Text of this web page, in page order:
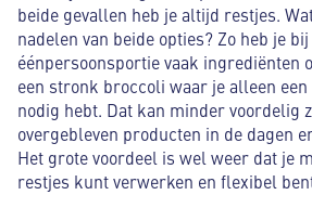
beide gevallen heb je altijd restjes.
nadelen van beide opties? Zo heb je
éénpersoonsportie vaak ingrediënten
een stronk broccoli waar je alleen een
nodig hebt. Dat kan minder voordelig
overgebleven producten in de dagen
Het grote voordeel is wel weer dat je
restjes kunt verwerken en flexibel